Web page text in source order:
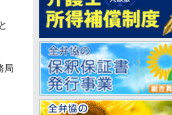
局